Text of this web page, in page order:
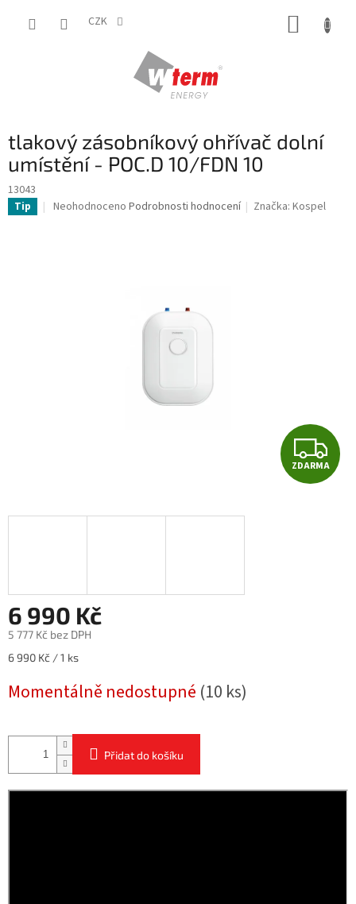
CZK
tlakový zásobníkový ohřívač dolní
umístění - POC.D 10/FDN 10
13043
Tip
Průměrné
Neohodnoceno Podrobnosti hodnocení Značka:Kospel
Z
D
ZDARMA
6 990 Kč
5 777 Kč bez DPH
Měrná
6 990 Kč / 1 ks
Momentálně nedostupné (10 ks)
Přidat do košíku